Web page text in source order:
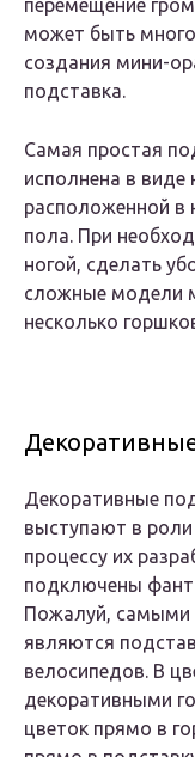
перемещение
может быть
создания мини-
подставка.
Самая простая
исполнена в
расположенной в
пола. При
ногой, сделать
сложные модели
несколько
Декоративные
выступают в роли
процессу их
подключены
Пожалуй,
являются
велосипедов. В
декоративными
цветок прямо в